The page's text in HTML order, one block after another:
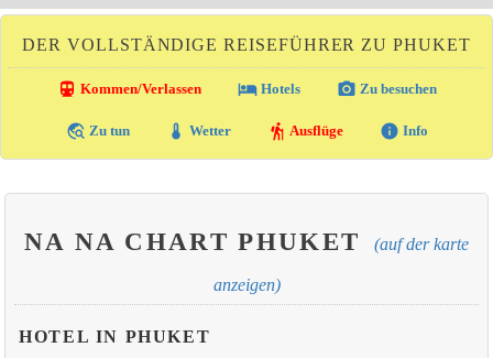
DER VOLLSTÄNDIGE REISEFÜHRER ZU PHUKET
directions_transit Kommen/Verlassen local_hotelHotels photo_camera Zu besuchen
travel_explore Zu tun thermostat Wetter hiking Ausflüge info Info
NA NA CHART PHUKET (auf der karte
anzeigen)
HOTEL IN PHUKET